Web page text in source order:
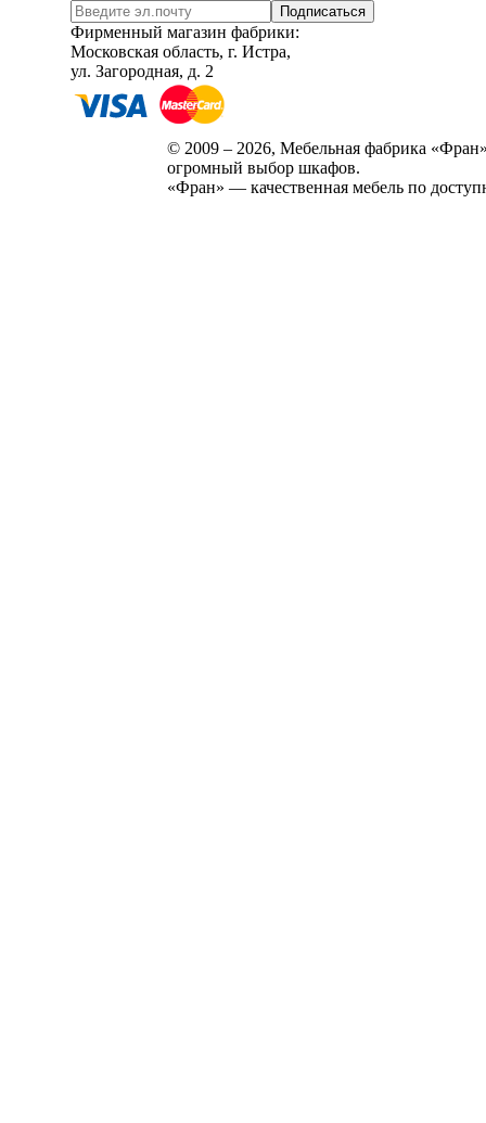
Подписаться
Фирменный магазин фабрики:
Московская область, г. Истра,
ул. Загородная, д. 2
© 2009 – 2026, Мебельная фабрика
огромный выбор шкафов.
«Фран» — качественная мебель по